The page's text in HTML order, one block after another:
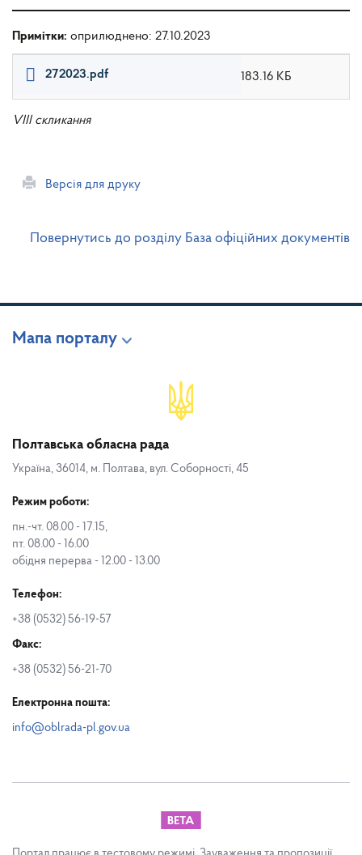
Примітки: оприлюднено: 27.10.2023
272023.pdf 183.16 КБ
VIII скликання
Версія для друку
Повернутись до розділу База офіційних документів
Мапа порталу
Полтавська обласна рада
Україна, 36014, м. Полтава, вул. Соборності, 45
Режим роботи:
пн.-чт. 08.00 - 17.15,
пт. 08.00 - 16.00
обідня перерва - 12.00 - 13.00
Телефон:
+38 (0532) 56-19-57
Факс:
+38 (0532) 56-21-70
Електронна пошта:
info@oblrada-pl.gov.ua